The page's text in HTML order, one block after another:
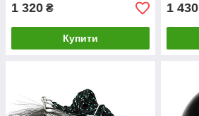
1 320 ₴
Купити
1 430